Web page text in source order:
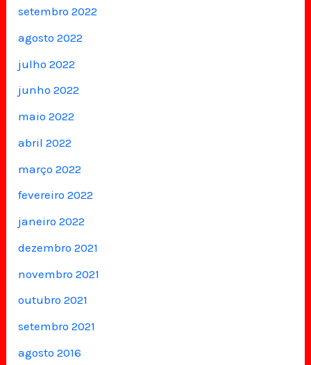
setembro 2022
agosto 2022
julho 2022
junho 2022
maio 2022
abril 2022
março 2022
fevereiro 2022
janeiro 2022
dezembro 2021
novembro 2021
outubro 2021
setembro 2021
agosto 2016